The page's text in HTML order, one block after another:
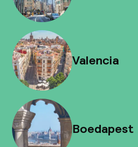
Valencia
Boedapest